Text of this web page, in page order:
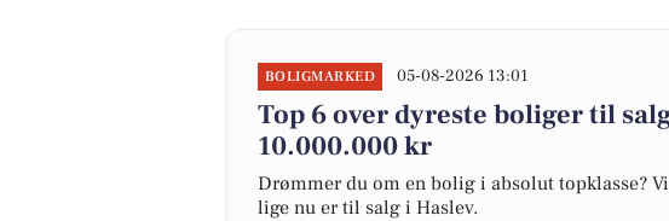
BOLIGMARKED 05-08-2026 13:01
Top 6 over dyreste boliger til
10.000.000 kr
Drømmer du om en bolig i absolut topklasse?
lige nu er til salg i Haslev.